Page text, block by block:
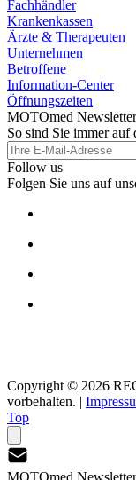
Fachhändler
Krankenkassen
Ärzte & Therapeuten
Unternehmen
Betroffene
Information-Center
Öffnungszeiten
MOTOmed Newsletter
So sind Sie immer auf
Follow us
Folgen Sie uns auf
Copyright © 2026
vorbehalten.
Top